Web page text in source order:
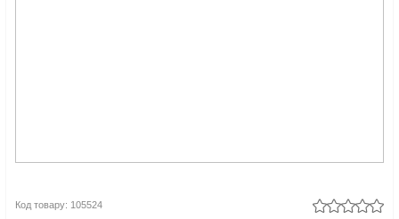
Код товару: 105524